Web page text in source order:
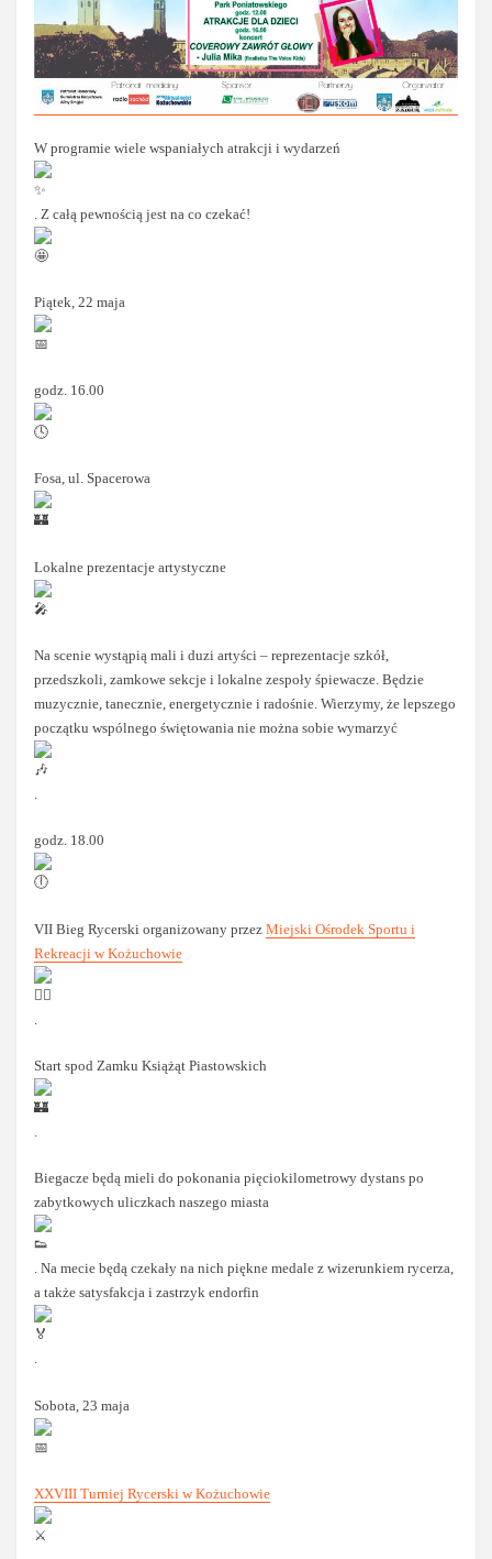
W programie wiele wspaniałych atrakcji i wydarzeń
. Z całą pewnością jest na co czekać!
Piątek, 22 maja
godz. 16.00
Fosa, ul. Spacerowa
Lokalne prezentacje artystyczne
Na scenie wystąpią mali i duzi artyści – reprezentacje szkół,
przedszkoli, zamkowe sekcje i lokalne zespoły śpiewacze. Będzie
muzycznie, tanecznie, energetycznie i radośnie. Wierzymy, że lepszego
początku wspólnego świętowania nie można sobie wymarzyć
.
godz. 18.00
VII Bieg Rycerski organizowany przezMiejski Ośrodek Sportu i
Rekreacji w Kożuchowie
Start spod Zamku Książąt Piastowskich
.
Biegacze będą mieli do pokonania pięciokilometrowy dystans po
zabytkowych uliczkach naszego miasta
. Na mecie będą czekały na nich piękne medale z wizerunkiem rycerza,
a także satysfakcja i zastrzyk endorfin
.
Sobota, 23 maja
XXVIII Turniej Rycerski w Kożuchowie